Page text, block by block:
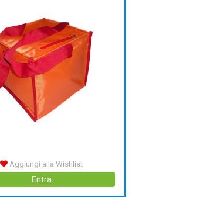
Aggiungi alla Wishlist
Entra